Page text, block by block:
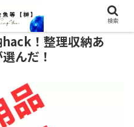
！整理収納あ
んだ！
検索